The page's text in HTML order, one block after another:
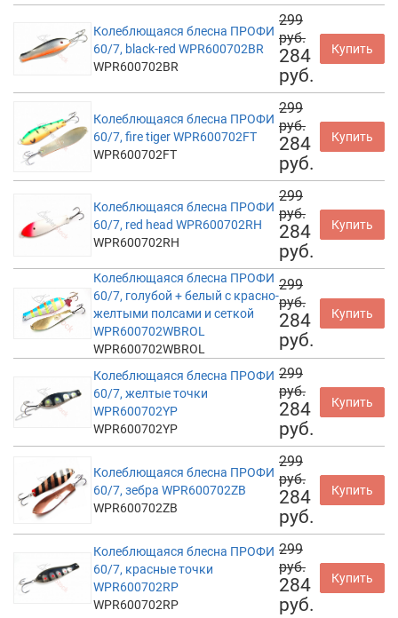
Колеблющаяся блесна ПРОФИ
60/7, black-red WPR600702BR
WPR600702BR
299
руб.
284
руб.
Купить
Колеблющаяся блесна ПРОФИ
60/7, fire tiger WPR600702FT
WPR600702FT
299
руб.
284
руб.
Купить
Колеблющаяся блесна ПРОФИ
60/7, red head WPR600702RH
WPR600702RH
299
руб.
284
руб.
Купить
Колеблющаяся блесна ПРОФИ
60/7, голубой + белый с красно-
желтыми полсами и сеткой
WPR600702WBROL
WPR600702WBROL
299
руб.
284
руб.
Купить
Колеблющаяся блесна ПРОФИ
60/7, желтые точки
WPR600702YP
WPR600702YP
299
руб.
284
руб.
Купить
Колеблющаяся блесна ПРОФИ
60/7, зебра WPR600702ZB
WPR600702ZB
299
руб.
284
руб.
Купить
Колеблющаяся блесна ПРОФИ
60/7, красные точки
WPR600702RP
WPR600702RP
299
руб.
284
руб.
Купить